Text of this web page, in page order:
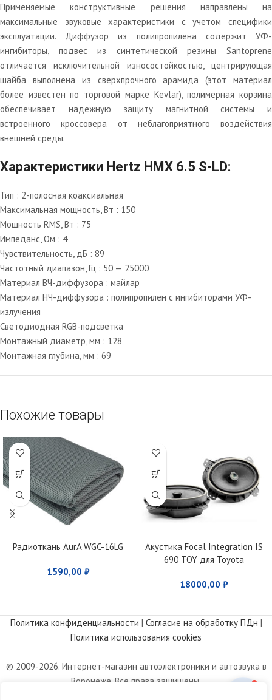
Применяемые конструктивные решения направлены на
максимальные звуковые характеристики с учетом специфики
эксплуатации. Диффузор из полипропилена содержит УФ-
ингибиторы, подвес из синтетической резины Santoprene
отличается исключительной износостойкостью, центрирующая
шайба выполнена из сверхпрочного арамида (этот материал
более известен по торговой марке Kevlar), полимерная корзина
обеспечивает надежную защиту магнитной системы и
встроенного кроссовера от неблагоприятного воздействия
внешней среды.
Характеристики Hertz HMX 6.5 S-LD:
Тип : 2-полосная коаксиальная
Максимальная мощность, Вт : 150
Мощность RMS, Вт : 75
Импеданс, Ом : 4
Чувствительность, дБ : 89
Частотный диапазон, Гц : 50 — 25000
Материал ВЧ-диффузора : майлар
Материал НЧ-диффузора : полипропилен с ингибиторами УФ-
излучения
Светодиодная RGB-подсветка
Монтажный диаметр, мм : 128
Монтажная глубина, мм : 69
Похожие товары
Радиоткань AurA WGC-16LG
1590,00 ₽
Акустика Focal Integration IS
690 TOY для Toyota
18000,00 ₽
Политика конфиденциальности | Согласие на обработку ПДн |
Политика использования cookies
© 2009-2026. Интернет-магазин автоэлектроники и автозвука в
Воронеже. Все права защищены.